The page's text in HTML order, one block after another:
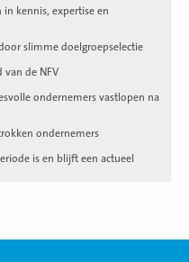
kennis, expertise en
slimme doelgroepselectie
van de NFV
ondernemers vastlopen na
ondernemers
is en blijft een actueel